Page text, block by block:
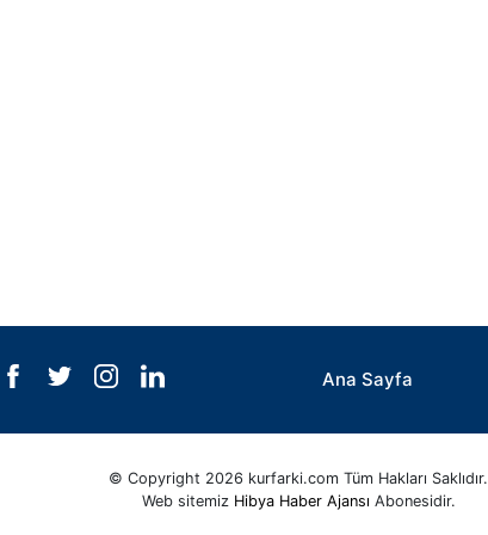
Ana Sayfa
© Copyright 2026 kurfarki.com Tüm Hakları Saklıdır.
Web sitemiz Hibya Haber Ajansı Abonesidir.